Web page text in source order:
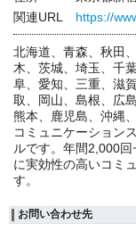
関連URL
https://
北海道、青森、秋田
木、茨城、埼玉、千
阜、愛知、三重、滋
取、岡山、島根、広
熊本、鹿児島、沖縄
コミュニケーション
ルです。年間2,000
に実効性の高いコミ
す。
お問い合わせ先